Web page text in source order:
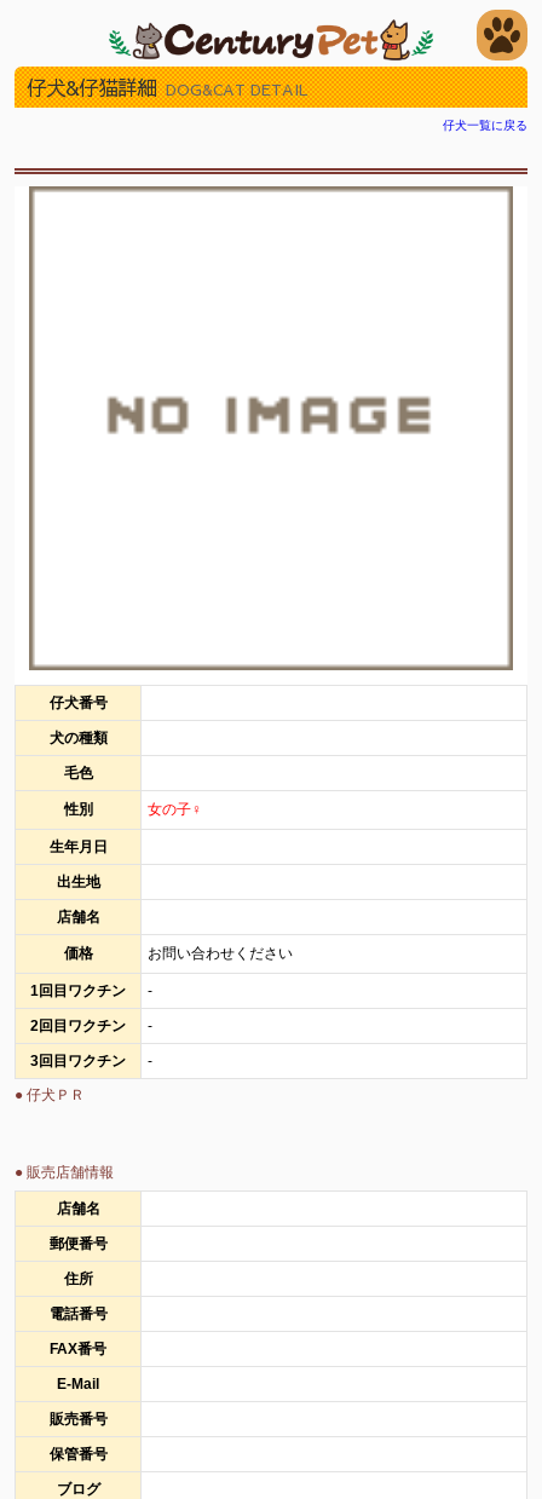
仔犬&仔猫詳細 DOG&CAT DETAIL
仔犬一覧に戻る
仔犬番号
犬の種類
毛色
性別 女の子♀
生年月日
出生地
店舗名
価格 お問い合わせください
1回目ワクチン -
2回目ワクチン -
3回目ワクチン
-
● 仔犬ＰＲ
● 販売店舗情報
店舗名
郵便番号
住所
電話番号
FAX番号
E-Mail
販売番号
保管番号
ブログ